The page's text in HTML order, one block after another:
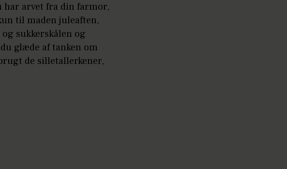
har arvet fra din farmor,
til maden juleaften,
sukkerskålen og
glæde af tanken om
de silletallerkener,